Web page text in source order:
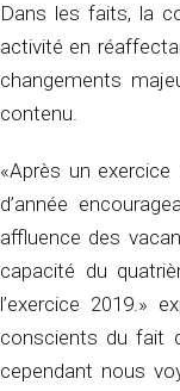
Dans les faits, la
activité en
changements
contenu.
«Après un
d’année
affluence des
capacité du
l’exercice 2019.»
conscients du fait
cependant nous